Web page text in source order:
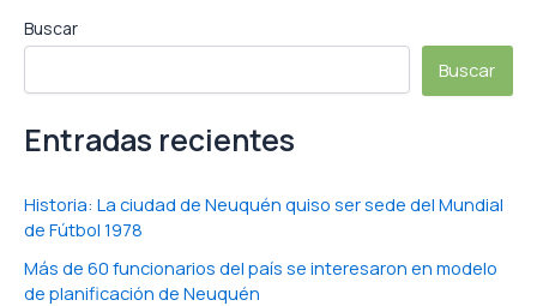
Buscar
Buscar
Entradas recientes
Historia: La ciudad de Neuquén quiso ser sede del Mundial
de Fútbol 1978
Más de 60 funcionarios del país se interesaron en modelo
de planificación de Neuquén